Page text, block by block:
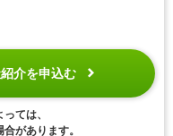
介を申込む
ては、
があります。